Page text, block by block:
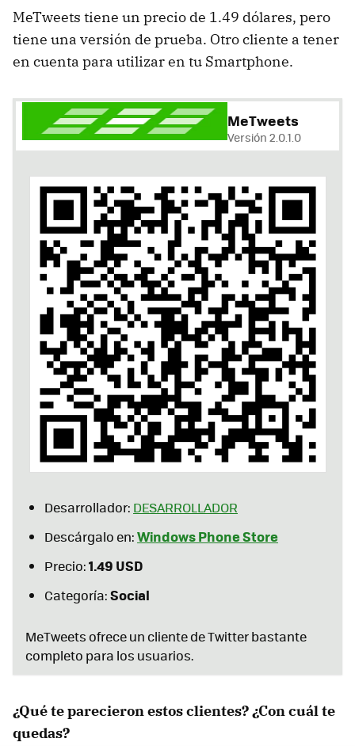
MeTweets tiene un precio de 1.49 dólares, pero
tiene una versión de prueba. Otro cliente a tener
en cuenta para utilizar en tu Smartphone.
MeTweets
Versión 2.0.1.0
Desarrollador: DESARROLLADOR
Descárgalo en:Windows Phone Store
Precio:1.49 USD
Categoría:Social
MeTweets ofrece un cliente de Twitter bastante
completo para los usuarios.
¿Qué te parecieron estos clientes? ¿Con cuál te
quedas?